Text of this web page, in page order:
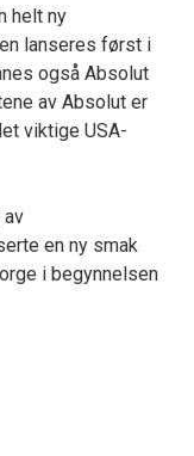
helt ny
lanseres først i
også Absolut
av Absolut er
viktige USA-
av
en ny smak
i begynnelsen